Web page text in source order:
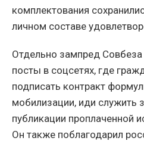
комплектования
личном составе
Отдельно зампред
посты в соцсетях, где
подписать контракт
мобилизации, иди служить
публикации проплаченной
Он также поблагодарил